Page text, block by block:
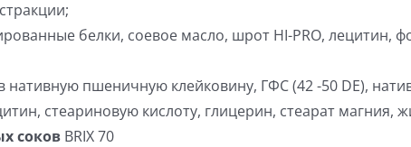
белки, соевое масло, шрот HI-PRO, лецитин,
нативную пшеничную клейковину, ГФС (42 -50 DE),
стеариновую кислоту, глицерин, стеарат магния,
соков BRIX 70